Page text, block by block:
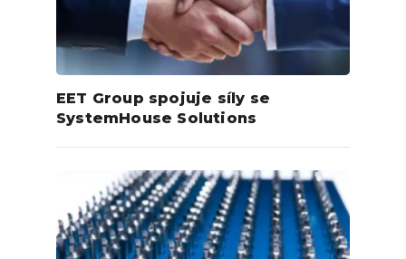
EET Group spojuje síly se
SystemHouse Solutions